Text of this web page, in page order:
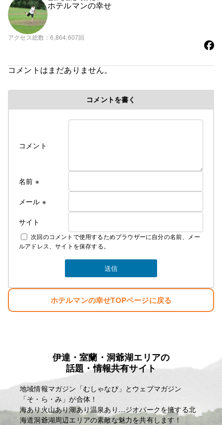
ホテルマンの幸せ
アクセス総数 6,864,607回
コメントはまだありません。
コメントを書く
コメント
名前 ※
メール ※
サイト
次回のコメントで使用するためブラウザーに自分の名前、メー
ルアドレス、サイトを保存する。
ホテルマンの幸せTOPページに戻る
伊達・室蘭・洞爺湖エリアの
話題・情報共有サイト
地域情報マガジン「むしゃなび」とウェブマガジン
「そ・ら・み」が合体！
海あり火山あり湖あり温泉あり…ジオパークを擁する北
海道洞爺湖周辺エリアの素敵な魅力を共有します！